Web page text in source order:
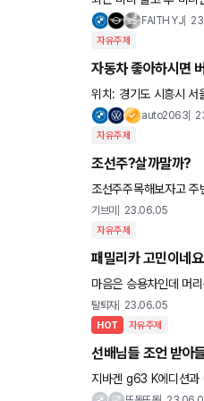
였다니..ㅋㅋ 사람
FAITH YJ
자유주제
자동차 좋아하시면
위치: 경기도 시흥시 서울대학로 59-
다 인천 송도 가는 길에
auto2063
자유주제
조선주?살까말까?
조선주주목해보자고
까생각합니다. 하반기
기브미 23.06.05
자유주제
패밀리카 고민이네요
마음은 승용차인데 머
탈퇴자 23.06.05
HOT 자유주제
선배님들 조언 받아
지바겐 g63 K에디션과